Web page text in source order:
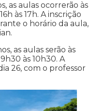
as aulas ocorrerão às
às 17h. A inscrição
o horário da aula,
as aulas serão às
às 10h30. A
26, com o professor